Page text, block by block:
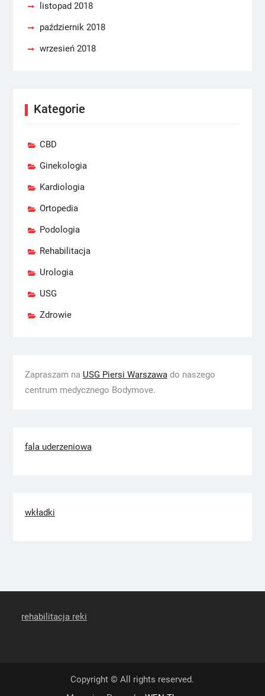
listopad 2018
październik 2018
wrzesień 2018
Kategorie
CBD
Ginekologia
Kardiologia
Ortopedia
Podologia
Rehabilitacja
Urologia
USG
Zdrowie
Zapraszam na USG Piersi Warszawado naszego
centrum medycznego Bodymove.
fala uderzeniowa
wkładki
rehabilitacja reki
Copyright © All rights reserved.